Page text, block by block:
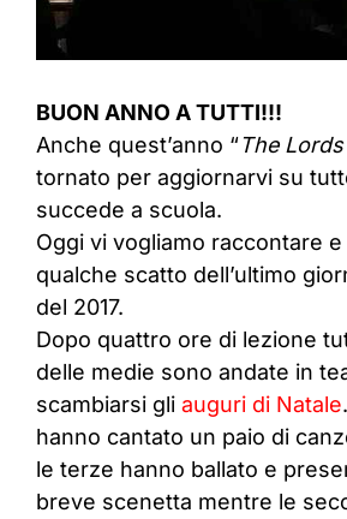
BUON ANNO A TUTTI!!!
Anche quest’anno “The
tornato per aggiornarvi su
succede a scuola.
Oggi vi vogliamo raccontare
qualche scatto dell’ultimo
del 2017.
Dopo quattro ore di lezione
delle medie sono andate in
scambiarsi gli auguri di Natale
hanno cantato un paio di
le terze hanno ballato e
breve scenetta mentre le